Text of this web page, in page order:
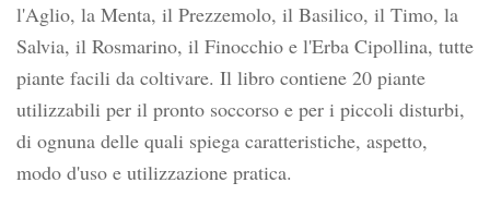
l'Aglio, la Menta, il Prezzemolo, il Basilico, il Timo, la
Salvia, il Rosmarino, il Finocchio e l'Erba Cipollina, tutte
piante facili da coltivare. Il libro contiene 20 piante
utilizzabili per il pronto soccorso e per i piccoli disturbi,
di ognuna delle quali spiega caratteristiche, aspetto,
modo d'uso e utilizzazione pratica.